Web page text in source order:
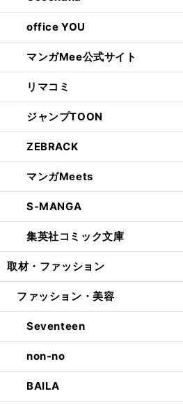
office YOU
マンガMee公式サイト
リマコミ
ジャンプTOON
ZEBRACK
マンガMeets
S-MANGA
集英社コミック文庫
取材・ファッション
ファッション・美容
Seventeen
non-no
BAILA